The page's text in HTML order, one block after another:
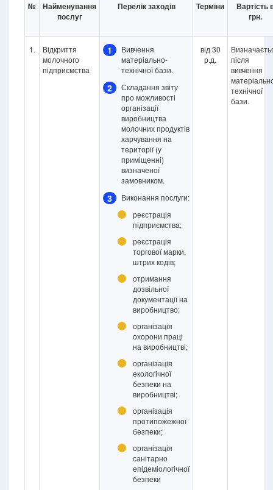
№
Найменування
послуг
Перелік заходів Терміни
Вартість
грн.
1.
Відкриття
молочного
підприємства
1
Вивчення
матеріально-
технічної бази.
2
Складання звіту
про можливості
організації
виробництва
молочних продуктів
харчування на
території (у
приміщенні)
визначеної
замовником.
3
Виконання послуги:
реєстрація
підприємства;
реєстрація
торгової марки,
штрих кодів;
отримання
дозвільної
документації на
виробництво;
організація
охорони праці
на виробництві;
організація
екологічної
безпеки на
виробництві;
організація
протипожежної
безпеки;
організація
санітарно
епідеміологічної
безпеки
від 30
р.д.
після
вивчення
технічної
бази.